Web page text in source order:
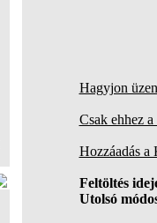
Hagyjon
Csak ehhez
Hozzáadás
Feltöltés
Utolsó